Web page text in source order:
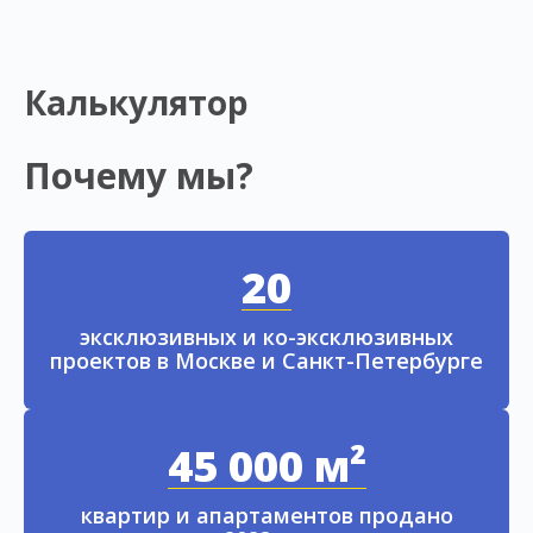
Калькулятор
Почему мы?
20
эксклюзивных и ко-эксклюзивных
проектов в Москве и Санкт-Петербурге
45 000 м²
квартир и апартаментов продано